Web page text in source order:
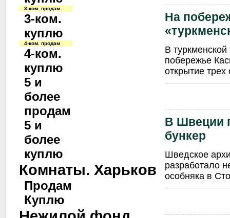
3-ком. продам
3-ком.
куплю
4-ком. продам
4-ком.
куплю
5 и
более
продам
5 и
более
куплю
Комнаты. Харьков
Продам
Куплю
На
В туркменской
побережье
открытие трех
В Швеции
бункер
Шведское
разработало
особняка в